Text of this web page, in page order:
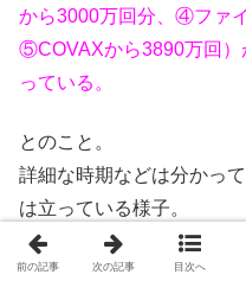
から3000万回分、④ファ
⑤COVAXから3890万回）
っている。
とのこと。
詳細な時期などは分かっ
は立っている様子。
もちろんあくまで予定な
前の記事 次の記事 目次へ